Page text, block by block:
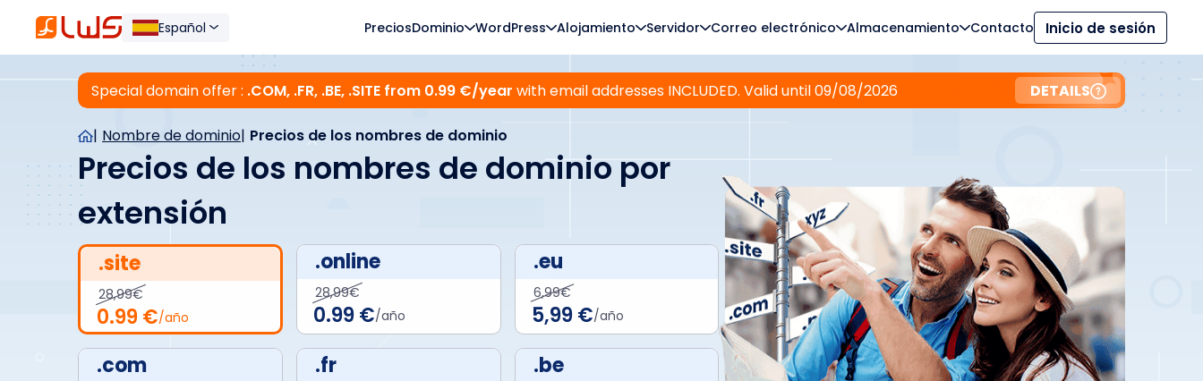
Español PreciosDominio WordPress Alojamiento Servidor Correo electrónico Almacenamiento Contacto Inicio de sesión
Special domain offer : .COM, .FR, .BE, .SITE from 0.99 €/year with email addresses INCLUDED. Valid until 09/08/2026 DETAILS
Nombre de dominio Precios de los nombres de dominio
Precios de los nombres de dominio por
extensión
.site
28,99€
0.99 €/año
.online
28,99€
0.99 €/año
.eu
6,99€
5,99 €/año
.com .fr .be